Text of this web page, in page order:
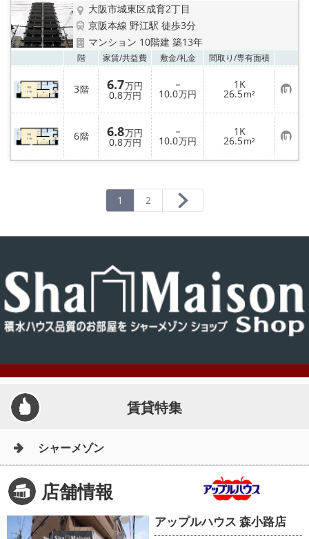
大阪市城東区成育2丁目
京阪本線 野江駅 徒歩3分
マンション 10階建 築13年
階 家賃/共益費 敷金/礼金 間取り/専有面積
3階 6.7万円
0.8万円
－
10.0万円
1K
26.5m² お
気
に
入
り
登
録
6階 6.8万円
0.8万円
－
10.0万円
1K
26.5m² お
気
に
1 2
賃貸特集
シャーメゾン
店舗情報
アップルハウス 森小路店